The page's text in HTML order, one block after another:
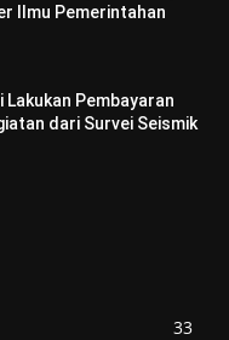
Ilmu Pemerintahan
Lakukan Pembayaran
dari Survei Seismik
33